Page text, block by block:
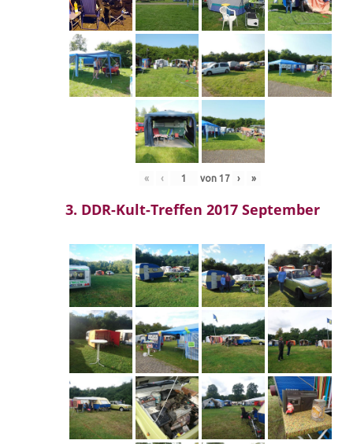
« ‹ von 17 › »
3. DDR-Kult-Treffen 2017 September